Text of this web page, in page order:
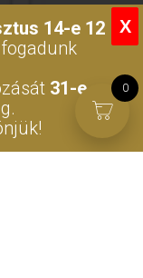
0
X
14-e 12
31-e